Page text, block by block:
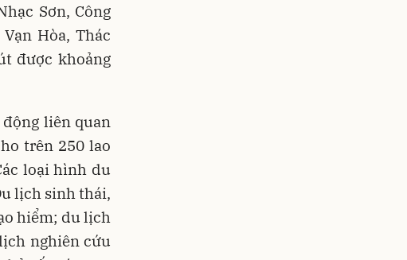
Sơn, Công
Hòa, Thác
được khoảng
liên quan
trên 250 lao
loại hình du
lịch sinh thái,
hiểm; du lịch
nghiên cứu